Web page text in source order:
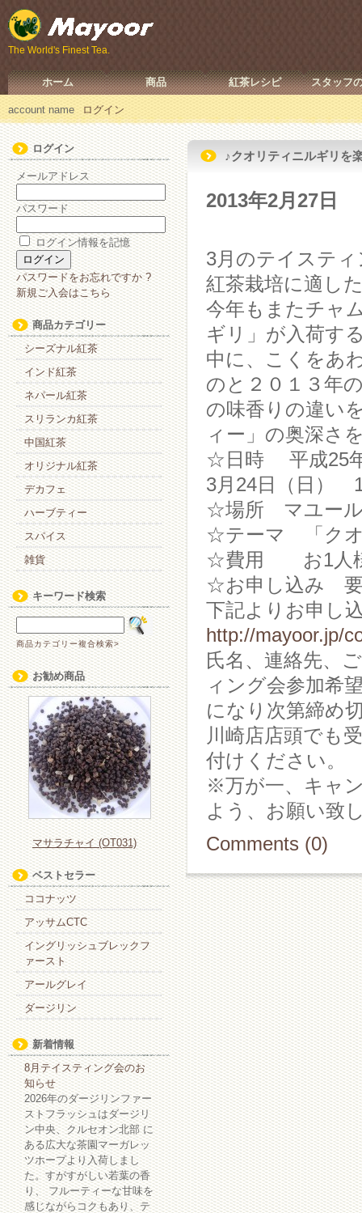
The World's Finest Tea.
ホーム 商品 紅茶レシピ スタッフ
account name ログイン
ログイン
メールアドレス
パスワード
ログイン情報を記憶
パスワードをお忘れですか ?
新規ご入会はこちら
商品カテゴリー
シーズナル紅茶
インド紅茶
ネパール紅茶
スリランカ紅茶
中国紅茶
オリジナル紅茶
デカフェ
ハーブティー
スパイス
雑貨
キーワード検索
商品カテゴリー複合検索>
お勧め商品
マサラチャイ (OT031)
ベストセラー
ココナッツ
アッサムCTC
イングリッシュブレックフ
ァースト
アールグレイ
ダージリン
新着情報
8月テイスティング会のお
知らせ
2026年のダージリンファー
ストフラッシュはダージリ
ン中央、クルセオン北部 に
ある広大な茶園マーガレッ
ツホープより入荷しまし
た。すがすがしい若葉の香
り、 フルーティーな甘味を
感じながらコクもあり、テ
♪クオリティニルギリを
2013年2月27日
3月のテイステ
紅茶栽培に適し
今年もまたチャ
ギリ」が入荷す
中に、こくをあ
のと２０１３年
の味香りの違い
ィー」の奥深さ
☆日時 平成25年
3月24日（日）
☆場所 マユール
☆テーマ 「クオ
☆費用 お1人様
☆お申し込み
下記よりお申し
http://mayoor.jp/
氏名、連絡先、
ィング会参加希
になり次第締め
川崎店店頭でも
付けください。
※万が一、キャ
よう、お願い致
Comments (0)